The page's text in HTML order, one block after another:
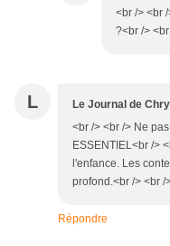
<br /> <br
?<br />
L Le Journal de
<br /> <br /> Ne
ESSENTIEL<br />
l'enfance. Les
profond.<br /> <br /
Répondre